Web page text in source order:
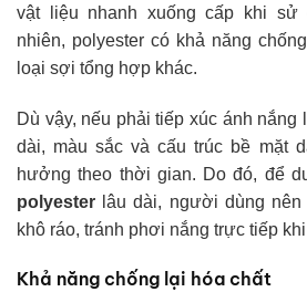
vật liệu nhanh xuống cấp khi sử
nhiên, polyester có khả năng
loại sợi tổng hợp khác.
Dù vậy, nếu phải tiếp xúc ánh nắng
dài, màu sắc và cấu trúc bề mặt
hưởng theo thời gian. Do đó, để
polyester lâu dài, người dùng
khô ráo, tránh phơi nắng trực tiếp
Khả năng chống lại hóa chất